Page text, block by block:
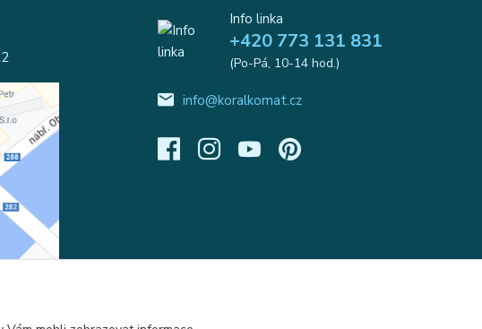
Info linka
+420 773 131 831
(Po-Pá, 10-14 hod.)
info@koralkomat.cz